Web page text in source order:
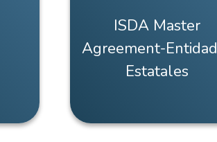
ISDA Master
Agreement-
Estatales